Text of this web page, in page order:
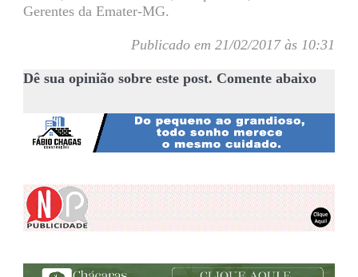
Gerentes da Emater-MG.
Publicado em 21/02/2017 às 10:31
Dê sua opinião sobre este post. Comente abaixo